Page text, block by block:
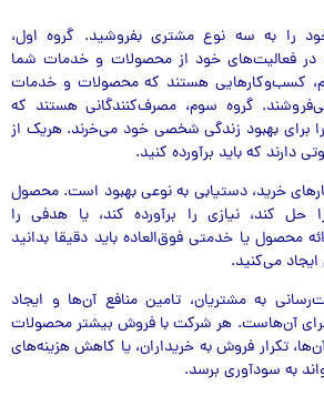
را به سه نوع مشتری بفروشید. گروه اول،
فعالیت‌های خود از محصولات و خدمات شما
کسب‌و‌کارهایی هستند که محصولات و خدمات
گروه سوم، مصرف‌کنندگانی هستند که
بهبود زندگی شخصی خود می‌خرند. هریک از
دارند که باید برآورده کنید.
خرید، دستیابی به نوعی بهبود است. محصول
کند، نیازی را برآورده کند، یا هدفی را
محصول یا خدمتی فوق‌العاده باید دقیقا بدانید
می‌کنید.
به مشتریان، تامین منافع آن‌ها و ایجاد
برای آن‌هاست. هر شرکت با فروش بیشتر محصولات
تکرار فروش به خریداران، یا کاهش هزینه‌های
به سودآوری برسد.